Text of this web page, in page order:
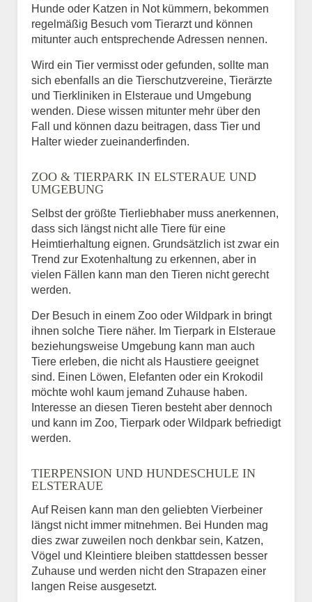
Hunde oder Katzen in Not kümmern, bekommen
regelmäßig Besuch vom Tierarzt und können
mitunter auch entsprechende Adressen nennen.
Wird ein Tier vermisst oder gefunden, sollte man
sich ebenfalls an die Tierschutzvereine, Tierärzte
und Tierkliniken in Elsteraue und Umgebung
wenden. Diese wissen mitunter mehr über den
Fall und können dazu beitragen, dass Tier und
Halter wieder zueinanderfinden.
ZOO & TIERPARK IN ELSTERAUE UND
UMGEBUNG
Selbst der größte Tierliebhaber muss anerkennen,
dass sich längst nicht alle Tiere für eine
Heimtierhaltung eignen. Grundsätzlich ist zwar ein
Trend zur Exotenhaltung zu erkennen, aber in
vielen Fällen kann man den Tieren nicht gerecht
werden.
Der Besuch in einem Zoo oder Wildpark in bringt
ihnen solche Tiere näher. Im Tierpark in Elsteraue
beziehungsweise Umgebung kann man auch
Tiere erleben, die nicht als Haustiere geeignet
sind. Einen Löwen, Elefanten oder ein Krokodil
möchte wohl kaum jemand Zuhause haben.
Interesse an diesen Tieren besteht aber dennoch
und kann im Zoo, Tierpark oder Wildpark befriedigt
werden.
TIERPENSION UND HUNDESCHULE IN
ELSTERAUE
Auf Reisen kann man den geliebten Vierbeiner
längst nicht immer mitnehmen. Bei Hunden mag
dies zwar zuweilen noch denkbar sein, Katzen,
Vögel und Kleintiere bleiben stattdessen besser
Zuhause und werden nicht den Strapazen einer
langen Reise ausgesetzt.